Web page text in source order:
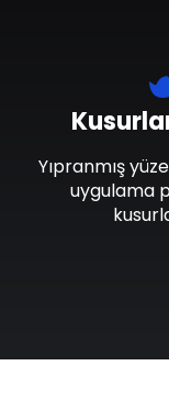
Yıpranmış
uygulama